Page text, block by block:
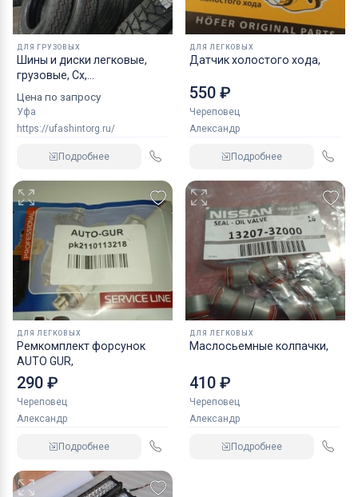
ДЛЯ ГРУЗОВЫХ
Шины и диски легковые,
грузовые, Сх,
Цена по запросу
Уфа
https://ufashintorg.ru/
Подробнее
ДЛЯ ЛЕГКОВЫХ
Датчик холостого хода,
550 ₽
Череповец
Александр
Подробнее
ДЛЯ ЛЕГКОВЫХ
Ремкомплект форсунок
AUTO GUR,
290 ₽
Череповец
Александр
Подробнее
ДЛЯ ЛЕГКОВЫХ
Маслосьемные колпачки,
410 ₽
Череповец
Александр
Подробнее